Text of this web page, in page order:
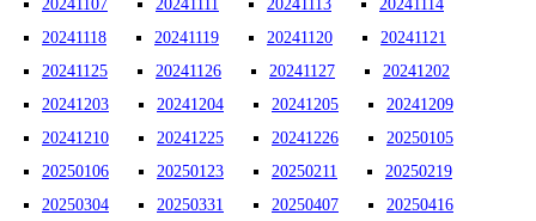
20241107
20241111 20241113
20241114
20241118
20241119 20241120
20241121
20241125
20241126 20241127
20241202
20241203
20241204 20241205
20241209
20241210
20241225 20241226
20250105
20250106
20250123 20250211
20250219
20250304
20250331 20250407
20250416